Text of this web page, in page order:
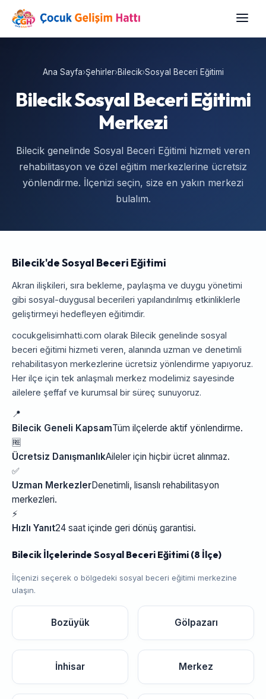
Ana Sayfa›Şehirler›Bilecik›Sosyal Beceri Eğitimi
Bilecik Sosyal Beceri Eğitimi
Merkezi
Bilecik genelinde Sosyal Beceri Eğitimi hizmeti veren
rehabilitasyon ve özel eğitim merkezlerine ücretsiz
yönlendirme. İlçenizi seçin, size en yakın merkezi
bulalım.
Bilecik'de Sosyal Beceri Eğitimi
Akran ilişkileri, sıra bekleme, paylaşma ve duygu yönetimi
gibi sosyal-duygusal becerileri yapılandırılmış etkinliklerle
geliştirmeyi hedefleyen eğitimdir.
cocukgelisimhatti.com olarak Bilecik genelinde sosyal
beceri eğitimi hizmeti veren, alanında uzman ve denetimli
rehabilitasyon merkezlerine ücretsiz yönlendirme yapıyoruz.
Her ilçe için tek anlaşmalı merkez modelimiz sayesinde
ailelere şeffaf ve kurumsal bir süreç sunuyoruz.
📍
Bilecik Geneli KapsamTüm ilçelerde aktif yönlendirme.
🆓
Ücretsiz DanışmanlıkAileler için hiçbir ücret alınmaz.
✅
Uzman MerkezlerDenetimli, lisanslı rehabilitasyon
merkezleri.
⚡
Hızlı Yanıt24 saat içinde geri dönüş garantisi.
Bilecik İlçelerinde Sosyal Beceri Eğitimi (8 İlçe)
İlçenizi seçerek o bölgedeki sosyal beceri eğitimi merkezine
ulaşın.
Bozüyük Gölpazarı
İnhisar Merkez